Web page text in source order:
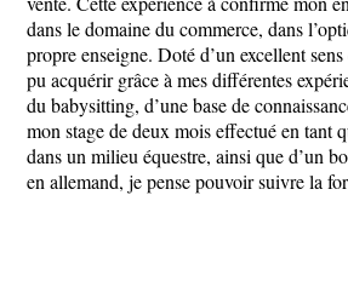
dans le domaine du commerce, dans
propre enseigne. Doté d’un excellent
pu acquérir grâce à mes différentes
du babysitting, d’une base de
mon stage de deux mois effectué en tant
dans un milieu équestre, ainsi que d’un
en allemand, je pense pouvoir suivre la